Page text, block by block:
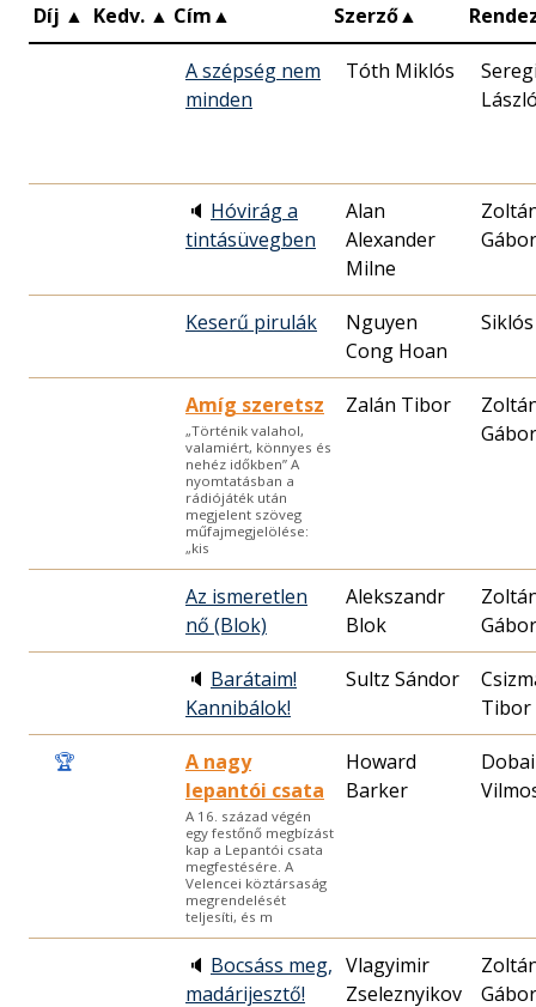
Díj ▲ Kedv. ▲ Cím▲ Szerző▲
A szépség nem
minden
Tóth Miklós
🔈 Hóvirág a
tintásüvegben
Alan
Alexander
Milne
Gábor
Keserű pirulák
Nguyen
Cong Hoan
Amíg szeretsz
„Történik valahol,
valamiért, könnyes és
nehéz időkben” A
nyomtatásban a
rádiójáték után
megjelent szöveg
műfajmegjelölése:
„kis
Zalán Tibor
Gábor
Az ismeretlen
nő (Blok)
Alekszandr
Blok
Gábor
🔈 Barátaim!
Kannibálok!
Sultz Sándor
Tibor
🏆
A nagy
lepantói csata
A 16. század végén
egy festőnő megbízást
kap a Lepantói csata
megfestésére. A
Velencei köztársaság
megrendelését
teljesíti, és m
Howard
Barker
Dobai
🔈 Bocsáss meg,
madárijesztő!
Vlagyimir
Zseleznyikov
Gábor